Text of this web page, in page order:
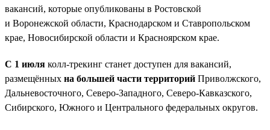
вакансий, которые опубликованы в Ростовской
и Воронежской области, Краснодарском и Ставропольском
крае, Новосибирской области и Красноярском крае.
С 1 июля колл-трекинг станет доступен для вакансий,
размещённых на большей части территорий Приволжского,
Дальневосточного, Северо-Западного, Северо-Кавказского,
Сибирского, Южного и Центрального федеральных округов.